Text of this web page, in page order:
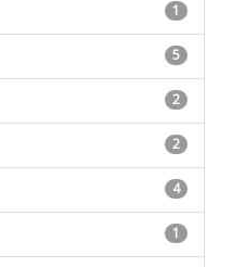
1
5
2
2
4
1